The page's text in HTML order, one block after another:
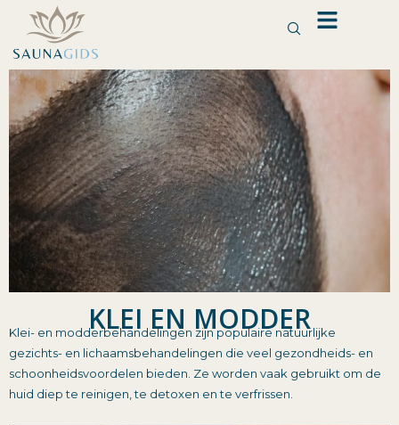
de
inhoud
KLEI EN MODDER
Klei- en modderbehandelingen zijn populaire natuurlijke
gezichts- en lichaamsbehandelingen die veel gezondheids- en
schoonheidsvoordelen bieden. Ze worden vaak gebruikt om de
huid diep te reinigen, te detoxen en te verfrissen.